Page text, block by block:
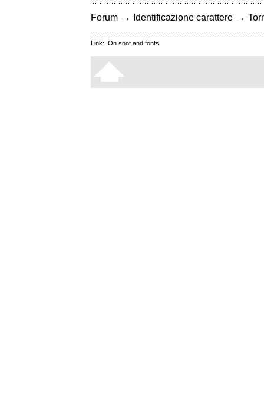
Forum → Identificazione carattere →
Link: On snot and fonts